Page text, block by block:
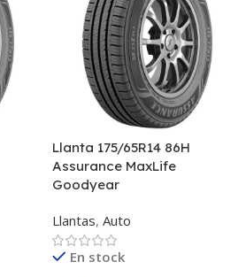
Llanta 175/65R14 86H
Assurance MaxLife
Goodyear
Llantas, Auto
En stock